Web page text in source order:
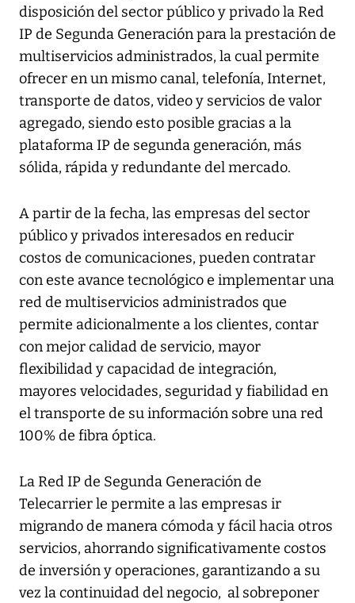
disposición del sector público y privado la Red
IP de Segunda Generación para la prestación de
multiservicios administrados, la cual permite
ofrecer en un mismo canal, telefonía, Internet,
transporte de datos, video y servicios de valor
agregado, siendo esto posible gracias a la
plataforma IP de segunda generación, más
sólida, rápida y redundante del mercado.
A partir de la fecha, las empresas del sector
público y privados interesados en reducir
costos de comunicaciones, pueden contratar
con este avance tecnológico e implementar una
red de multiservicios administrados que
permite adicionalmente a los clientes, contar
con mejor calidad de servicio, mayor
flexibilidad y capacidad de integración,
mayores velocidades, seguridad y fiabilidad en
el transporte de su información sobre una red
100% de fibra óptica.
La Red IP de Segunda Generación de
Telecarrier le permite a las empresas ir
migrando de manera cómoda y fácil hacia otros
servicios, ahorrando significativamente costos
de inversión y operaciones, garantizando a su
vez la continuidad del negocio, al sobreponer